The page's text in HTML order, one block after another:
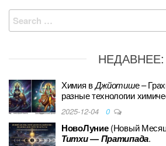
c
e
b
o
k
tt
er
er
e
st
ailk
e
dI
n
g
g
er
Search
for:
НЕДАВНЕЕ:
Химия вДжйотише –
разные технологии
2025-12-04 0
НовоЛуние(Новый
Титхи—Пратипада.